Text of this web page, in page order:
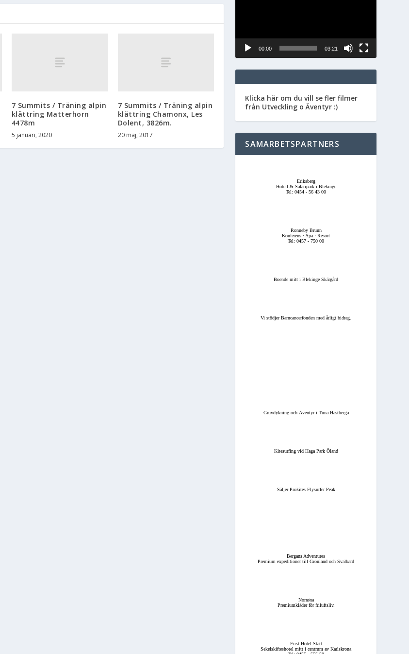
7 Summits / Träning alpin
klättring Matterhorn
4478m
5 januari, 2020
7 Summits / Träning alpin
klättring Chamonx, Les
Dolent, 3826m.
20 maj, 2017
00:00 03:21
Klicka här om du vill se fler filmer
från Utveckling o Äventyr :)
SAMARBETSPARTNERS
Eriksberg
Hotell & Safaripark i Blekinge
Tel: 0454 - 56 43 00
Ronneby Brunn
Konferens · Spa · Resort
Tel: 0457 - 750 00
Boende mitt i Blekinge Skärgård
Vi stödjer Barncancerfonden med årligt bidrag.
Gruvdykning och Äventyr i Tuna Hästberga
Kitesurfing vid Haga Park Öland
Säljer Prokites Flysurfer Peak
Bergans Adventures
Premium expeditioner till Grönland och Svalbard
Norrøna
Premiumkläder för friluftsliv.
First Hotel Statt
Sekelskifteshotel mitt i centrum av Karlskrona